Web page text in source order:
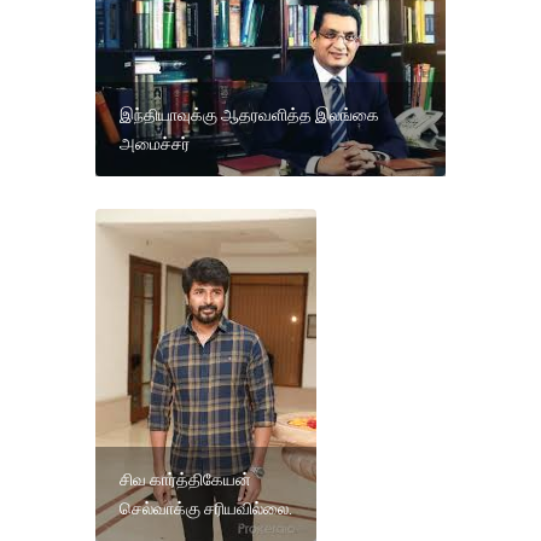
இந்தியாவுக்கு ஆதரவளித்த இலங்கை
அமைச்சர்
சிவ கார்த்திகேயன்
செல்வாக்கு சரியவில்லை.